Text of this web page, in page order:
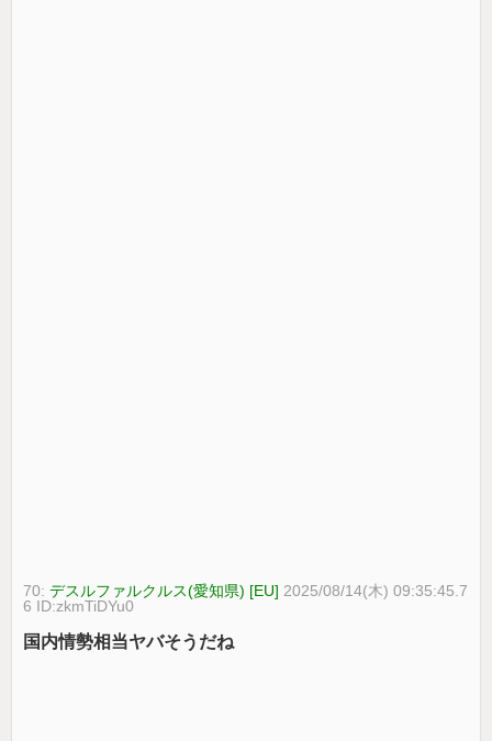
70:デスルファルクルス(愛知県) [EU] 2025/08/14(木) 09:35:45.7
6 ID:zkmTiDYu0
国内情勢相当ヤバそうだね